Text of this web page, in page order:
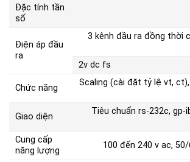
Đặc tính tần
số
Điện áp đầu
ra
3 kênh đầu ra đồng thời
2v dc fs
Chức năng
Scaling (cài đặt tỷ lệ vt,
Giao diện
Tiêu chuẩn rs-232c, gp-
Cung cấp
năng lượng
100 đến 240 v ac,